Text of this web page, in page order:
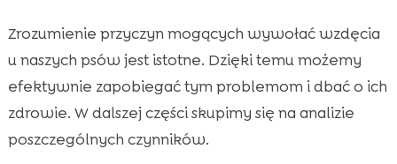
Zrozumienie przyczyn mogących wywołać wzdęcia
u naszych psów jest istotne. Dzięki temu możemy
efektywnie zapobiegać tym problemom i dbać o ich
zdrowie. W dalszej części skupimy się na analizie
poszczególnych czynników.